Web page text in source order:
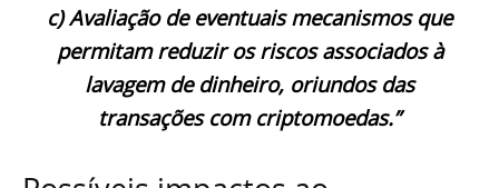
c) Avaliação de eventuais mecanismos que
permitam reduzir os riscos associados à
lavagem de dinheiro, oriundos das
transações com criptomoedas.”